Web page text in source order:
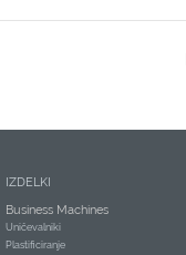
IZDELKI
Business Machines
Uničevalniki
Plastificiranje